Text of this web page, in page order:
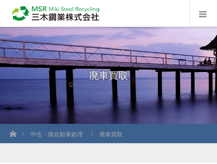
廃車買取
中古・廃自動車処理
廃車買取